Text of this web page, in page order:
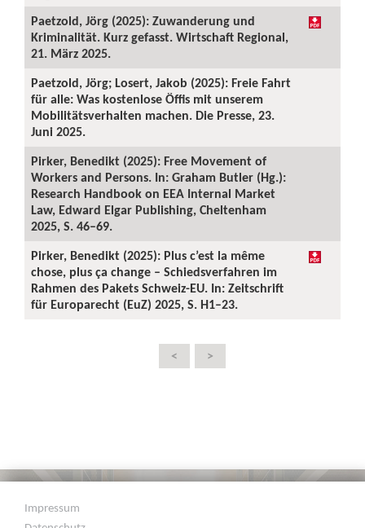
Paetzold, Jörg (2025): Zuwanderung und
Kriminalität. Kurz gefasst. Wirtschaft Regional,
21. März 2025.
Paetzold, Jörg; Losert, Jakob (2025): Freie Fahrt
für alle: Was kostenlose Öffis mit unserem
Mobilitätsverhalten machen. Die Presse, 23.
Juni 2025.
Pirker, Benedikt (2025): Free Movement of
Workers and Persons. In: Graham Butler (Hg.):
Research Handbook on EEA Internal Market
Law, Edward Elgar Publishing, Cheltenham
2025, S. 46–69.
Pirker, Benedikt (2025): Plus c’est la même
chose, plus ça change – Schiedsverfahren im
Rahmen des Pakets Schweiz-EU. In: Zeitschrift
für Europarecht (EuZ) 2025, S. H1–23.
< >
Impressum